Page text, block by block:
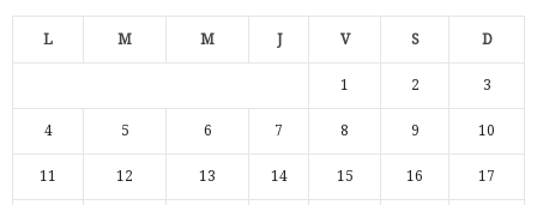
L M M J V S D
1 2 3
4 5 6 7 8 9 10
11 12 13 14 15 16 17